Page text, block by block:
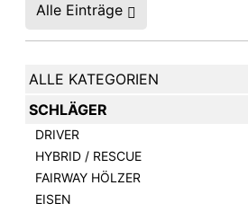
Alle Einträge
ALLE KATEGORIEN
SCHLÄGER
DRIVER
HYBRID / RESCUE
FAIRWAY HÖLZER
EISEN